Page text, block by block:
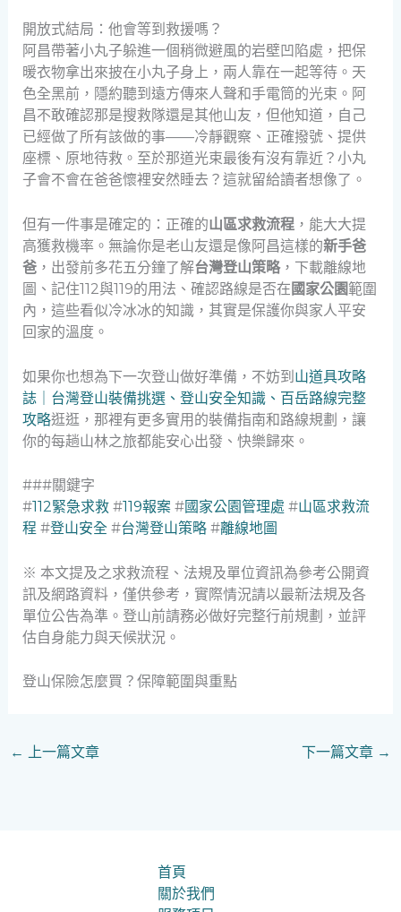
開放式結局：他會等到救援嗎？
阿昌帶著小丸子躲進一個稍微避風的岩壁凹陷處，把保
暖衣物拿出來披在小丸子身上，兩人靠在一起等待。天
色全黑前，隱約聽到遠方傳來人聲和手電筒的光束。阿
昌不敢確認那是搜救隊還是其他山友，但他知道，自己
已經做了所有該做的事——冷靜觀察、正確撥號、提供
座標、原地待救。至於那道光束最後有沒有靠近？小丸
子會不會在爸爸懷裡安然睡去？這就留給讀者想像了。
但有一件事是確定的：正確的山區求救流程，能大大提
高獲救機率。無論你是老山友還是像阿昌這樣的新手爸
爸，出發前多花五分鐘了解台灣登山策略，下載離線地
圖、記住112與119的用法、確認路線是否在 國家公園範圍
內，這些看似冷冰冰的知識，其實是保護你與家人平安
回家的溫度。
如果你也想為下一次登山做好準備，不妨到 山道具攻略
誌｜台灣登山裝備挑選、登山安全知識、百岳路線完整
攻略逛逛，那裡有更多實用的裝備指南和路線規劃，讓
你的每趟山林之旅都能安心出發、快樂歸來。
###關鍵字
#112緊急求救#119報案#國家公園管理處 #山區求救流
程 #登山安全 #台灣登山策略#離線地圖
※ 本文提及之求救流程、法規及單位資訊為參考公開資
訊及網路資料，僅供參考，實際情況請以最新法規及各
單位公告為準。登山前請務必做好完整行前規劃，並評
估自身能力與天候狀況。
登山保險怎麼買？保障範圍與重點
← 上一篇文章 下一篇文章 →
首頁
關於我們